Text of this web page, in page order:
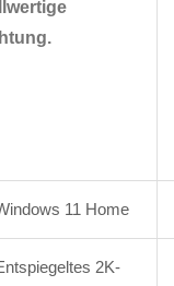
11 Home
2K-